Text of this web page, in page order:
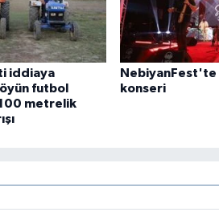
iddiaya
futbol
metrelik
NebiyanFest'te
konseri